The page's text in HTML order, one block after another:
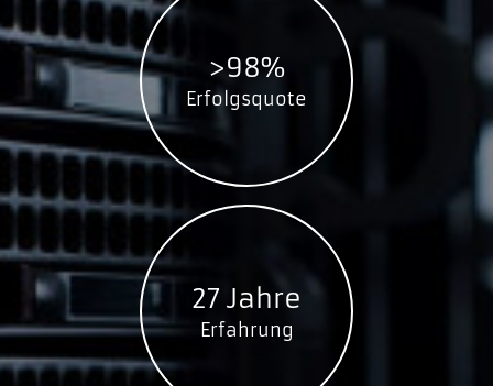
>98%
Erfolgsquote
27 Jahre
Erfahrung